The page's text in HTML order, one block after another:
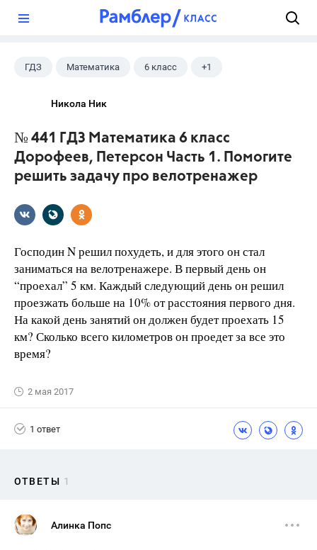
ГДЗ Математика 6 класс +1
Никола Ник
№ 441 ГДЗ Математика 6 класс
Дорофеев, Петерсон Часть 1. Помогите
решить задачу про велотренажер
Господин N решил похудеть, и для этого он стал
заниматься на велотренажере. В первый день он
“проехал” 5 км. Каждый следующий день он решил
проезжать больше на 10% от расстояния первого дня.
На какой день занятий он должен будет проехать 15
км? Сколько всего километров он проедет за все это
время?
2 мая 2017
1 ответ
ОТВЕТЫ 1
Алинка Попс